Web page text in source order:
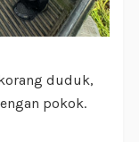
duduk,
pokok.